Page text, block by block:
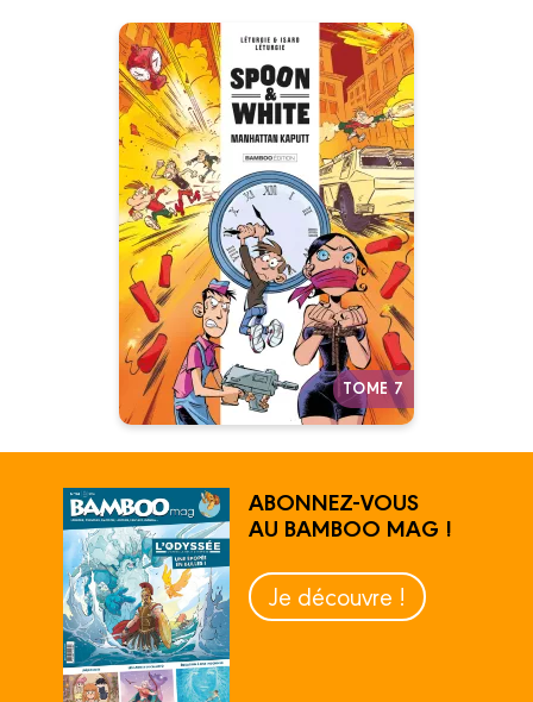
TOME 7
Spoon and White
Tome 07
Date de parution :
21/08/2024
Les deux pires flics new yorkais
se la jouent 24 heures Chrono !
Autres tomes
ABONNEZ-VOUS
AU BAMBOO MAG !
Je découvre !